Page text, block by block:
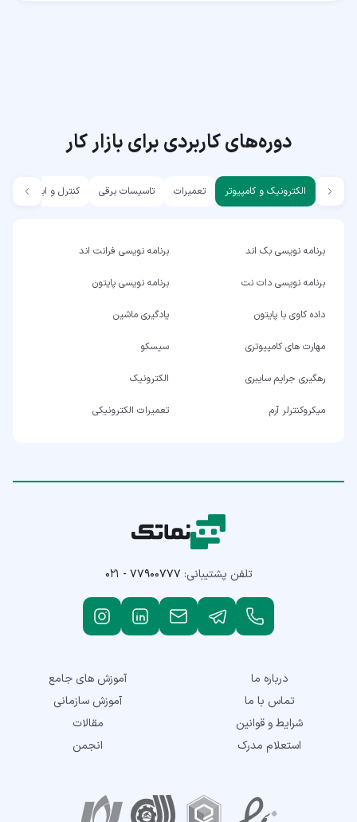
دوره‌های کاربردی برای بازار کار
الکترونیک و کامپیوتر تعمیرات تاسیسات برقی کنترل و ابزار دقیق
برنامه نویسی بک اند برنامه نویسی فرانت اند
برنامه نویسی دات نت برنامه نویسی پایتون
داده کاوی با پایتون یادگیری ماشین
مهارت های کامپیوتری سیسکو
رهگیری جرایم سایبری الکترونیک
میکروکنترلر آرم تعمیرات الکترونیکی
تلفن پشتیبانی: ۰۲۱ - ۷۷۹۰۰۷۷۷
درباره ما
تماس با ما
شرایط و قوانین
استعلام مدرک
آموزش های جامع
آموزش سازمانی
مقالات
انجمن
نمادهای اعتماد